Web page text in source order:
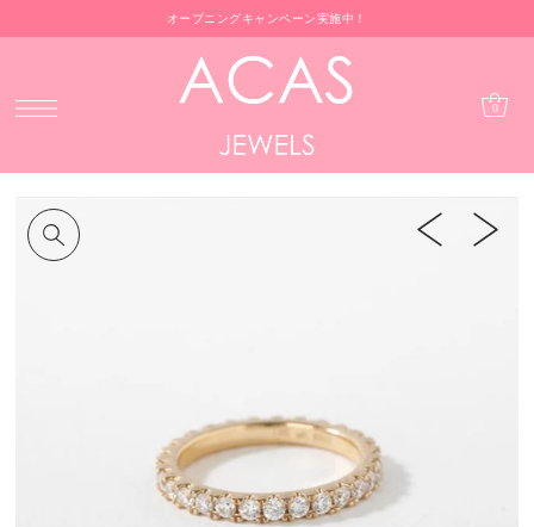
オープニングキャンペーン実施中！
0